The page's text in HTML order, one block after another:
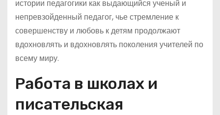
истории педагогики как выдающийся ученый и
непревзойденный педагог, чье стремление к
совершенству и любовь к детям продолжают
вдохновлять и вдохновлять поколения учителей по
всему миру.
Работа в школах и
писательская